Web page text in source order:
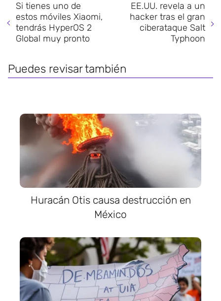
Si tienes uno de
estos móviles Xiaomi,
tendrás HyperOS 2
Global muy pronto
EE.UU. revela a un
hacker tras el gran
ciberataque Salt
Typhoon
Puedes revisar también
Huracán Otis causa destrucción en
México